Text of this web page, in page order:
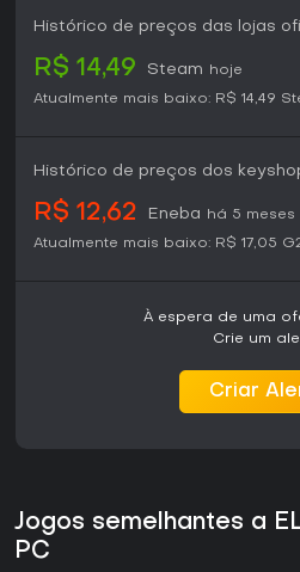
Histórico de preços das lojas
R$ 14,49 Steam
hoje
Atualmente mais baixo: R$ 14,49
Histórico de preços dos
R$ 12,62 Eneba
há 5 meses
Atualmente mais baixo: R$ 17,05
À espera de uma
Crie um
Criar
Jogos semelhantes a
PC